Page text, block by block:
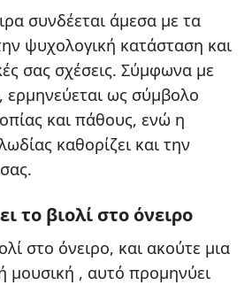
συνδέεται άμεσα με τα
ψυχολογική κατάσταση και
σας σχέσεις. Σύμφωνα με
ερμηνεύεται ως σύμβολο
και πάθους, ενώ η
καθορίζει και την
το βιολί στο όνειρο
στο όνειρο, και ακούτε μια
μουσική , αυτό προμηνύει